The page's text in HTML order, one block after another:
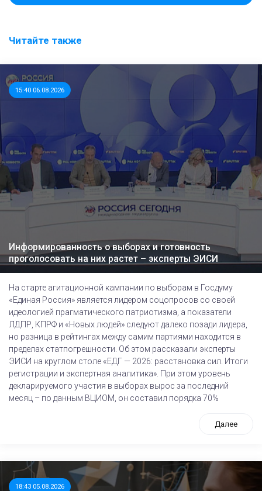
Читайте также
15:40 06.08.2026
Информированность о выборах и готовность
проголосовать на них растет – эксперты ЭИСИ
На старте агитационной кампании по выборам в Госдуму
«Единая Россия» является лидером соцопросов со своей
идеологией прагматического патриотизма, а показатели
ЛДПР, КПРФ и «Новых людей» следуют далеко позади лидера,
но разница в рейтингах между самим партиями находится в
пределах статпогрешности. Об этом рассказали эксперты
ЭИСИ на круглом столе «ЕДГ — 2026: расстановка сил. Итоги
регистрации и экспертная аналитика». При этом уровень
декларируемого участия в выборах вырос за последний
месяц – по данным ВЦИОМ, он составил порядка 70%
Далее
18:43 05.08.2026